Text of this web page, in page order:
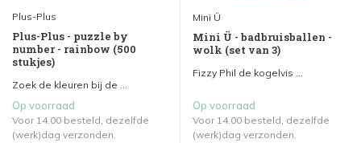
Plus-Plus
Plus-Plus - puzzle by
number - rainbow (500
stukjes)
Zoek de kleuren bij de ...
Op voorraad
Voor 14.00 besteld, dezelfde
(werk)dag verzonden.
Mini Ü
Mini Ü - badbruisballen -
wolk (set van 3)
Fizzy Phil de kogelvis ...
Op voorraad
Voor 14.00 besteld, dezelfde
(werk)dag verzonden.